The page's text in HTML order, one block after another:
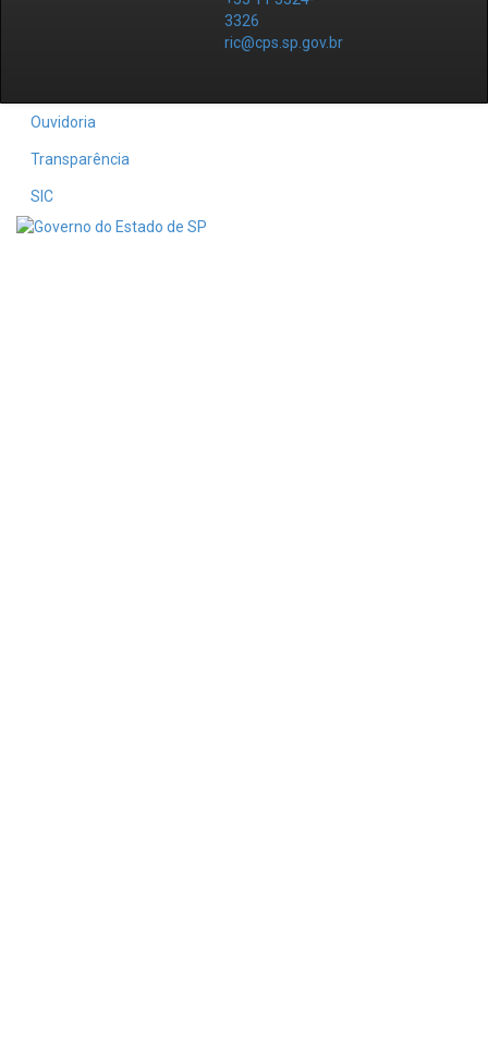
3326
ric@cps.sp.gov.br
Ouvidoria
Transparência
SIC